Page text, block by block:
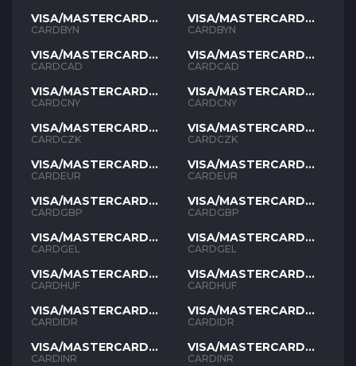
VISA/MASTERCARD
BYN
CARDBYN
VISA/MASTERCARD
CAD
CARDCAD
VISA/MASTERCARD
CNY
CARDCNY
VISA/MASTERCARD
CZK
CARDCZK
VISA/MASTERCARD
EUR
CARDEUR
VISA/MASTERCARD
GBP
CARDGBP
VISA/MASTERCARD
GEL
CARDGEL
VISA/MASTERCARD
HUF
CARDHUF
VISA/MASTERCARD
IDR
CARDIDR
VISA/MASTERCARD
INR
CARDINR
VISA/MASTERCARD
BYN
CARDBYN
VISA/MASTERCARD
CAD
CARDCAD
VISA/MASTERCARD
CNY
CARDCNY
VISA/MASTERCARD
CZK
CARDCZK
VISA/MASTERCARD
EUR
CARDEUR
VISA/MASTERCARD
GBP
CARDGBP
VISA/MASTERCARD
GEL
CARDGEL
VISA/MASTERCARD
HUF
CARDHUF
VISA/MASTERCARD
IDR
CARDIDR
VISA/MASTERCARD
INR
CARDINR